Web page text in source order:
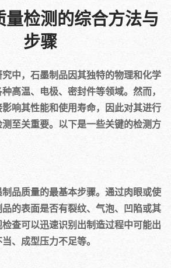
量检测的综合方法与
步骤
中，石墨制品因其独特的物理和化学
高温、电极、密封件等领域。然而，
响其性能和使用寿命，因此对其进行
至关重要。以下是一些关键的检测方
品质量的最基本步骤。通过肉眼或使
的表面是否有裂纹、气泡、凹陷或其
查可以迅速识别出制造过程中可能出
、成型压力不足等。